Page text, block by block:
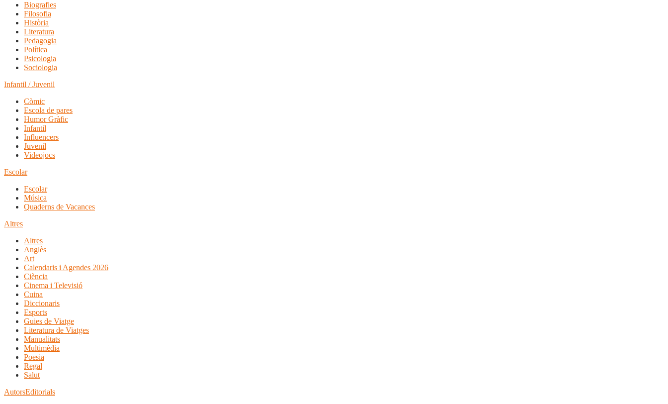
Biografies
Filosofia
Història
Literatura
Pedagogia
Política
Psicologia
Sociologia
Infantil / Juvenil
Còmic
Escola de pares
Humor Gràfic
Infantil
Influencers
Juvenil
Videojocs
Escolar
Escolar
Música
Quaderns de Vacances
Altres
Altres
Anglès
Art
Calendaris i Agendes 2026
Ciència
Cinema i Televisió
Cuina
Diccionaris
Esports
Guies de Viatge
Literatura de Viatges
Manualitats
Multimèdia
Poesia
Regal
Salut
AutorsEditorials